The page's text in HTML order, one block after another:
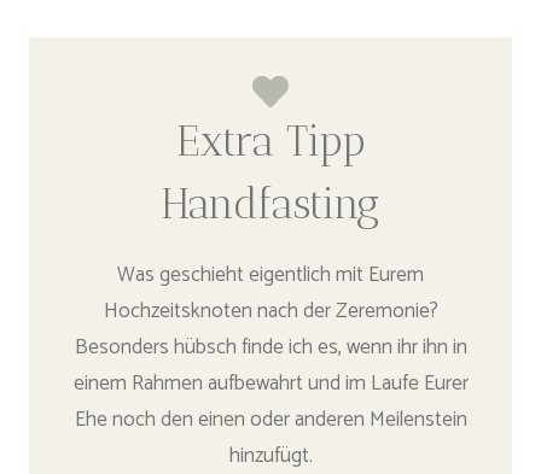
Extra Tipp
Handfasting
Was geschieht eigentlich mit Eurem
Hochzeitsknoten nach der Zeremonie?
Besonders hübsch finde ich es, wenn ihr ihn in
einem Rahmen aufbewahrt und im Laufe Eurer
Ehe noch den einen oder anderen Meilenstein
hinzufügt.